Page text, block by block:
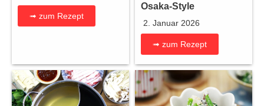
➟ zum Rezept
Osaka-Style
2. Januar 2026
➟ zum Rezept